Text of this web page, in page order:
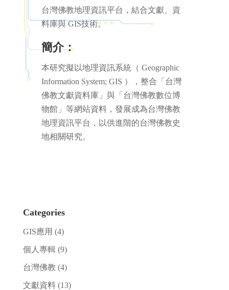
台灣佛教地理資訊平台，結合文獻、資
料庫與 GIS技術。
簡介：
本研究擬以地理資訊系統（ Geographic
Information System; GIS ），整合「台灣
佛教文獻資料庫」與「台灣佛教數位博
物館」等網站資料，發展成為台灣佛教
地理資訊平台，以供進階的台灣佛教史
地相關研究。
Categories
GIS應用 (4)
個人專輯(9)
台灣佛教 (4)
文獻資料(13)